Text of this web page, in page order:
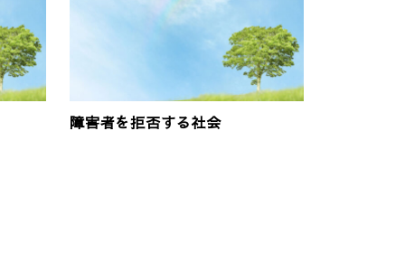
障害者を拒否する社会